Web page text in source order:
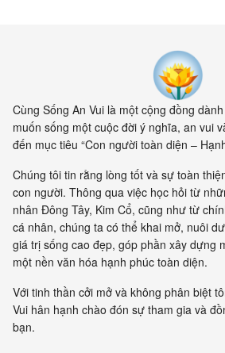
Cùng Sống An Vui là một cộng đồng
muốn sống một cuộc đời ý nghĩa, an vui
đến mục tiêu “Con người toàn diện –
Chúng tôi tin rằng lòng tốt và sự toàn
con người. Thông qua việc học hỏi từ
nhân Đông Tây, Kim Cổ, cũng như từ
cá nhân, chúng ta có thể khai mở, nuôi
giá trị sống cao đẹp, góp phần xây dựng
một nền văn hóa hạnh phúc toàn diện.
Với tinh thần cởi mở và không phân biệt
Vui hân hạnh chào đón sự tham gia và
bạn.